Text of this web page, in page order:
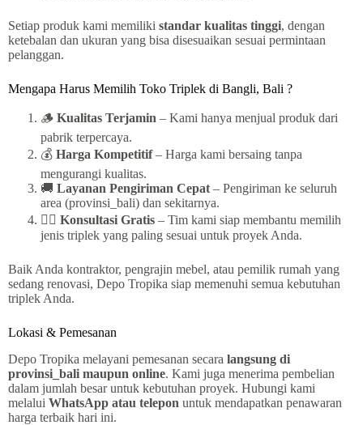
Setiap produk kami memiliki standar kualitas tinggi, dengan
ketebalan dan ukuran yang bisa disesuaikan sesuai permintaan
pelanggan.
Mengapa Harus Memilih Toko Triplek di Bangli, Bali ?
🪵 Kualitas Terjamin – Kami hanya menjual produk dari
pabrik terpercaya.
💰 Harga Kompetitif– Harga kami bersaing tanpa
mengurangi kualitas.
🚚 Layanan Pengiriman Cepat – Pengiriman ke seluruh
area (provinsi_bali) dan sekitarnya.
👷‍♂️ Konsultasi Gratis – Tim kami siap membantu memilih
jenis triplek yang paling sesuai untuk proyek Anda.
Baik Anda kontraktor, pengrajin mebel, atau pemilik rumah yang
sedang renovasi, Depo Tropika siap memenuhi semua kebutuhan
triplek Anda.
Lokasi & Pemesanan
Depo Tropika melayani pemesanan secara langsung di
provinsi_bali maupun online. Kami juga menerima pembelian
dalam jumlah besar untuk kebutuhan proyek. Hubungi kami
melalui WhatsApp atau telepon untuk mendapatkan penawaran
harga terbaik hari ini.